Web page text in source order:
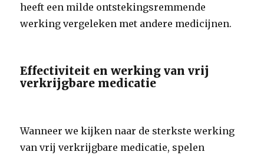
heeft een milde ontstekingsremmende
werking vergeleken met andere medicijnen.
Effectiviteit en werking van vrij
verkrijgbare medicatie
Wanneer we kijken naar de sterkste werking
van vrij verkrijgbare medicatie, spelen